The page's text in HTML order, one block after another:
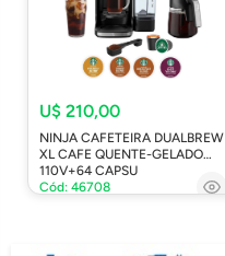
U$ 210,00
NINJA CAFETEIRA DUALBREW
XL CAFE QUENTE-GELADO
110V+64 CAPSU
Cód: 46708